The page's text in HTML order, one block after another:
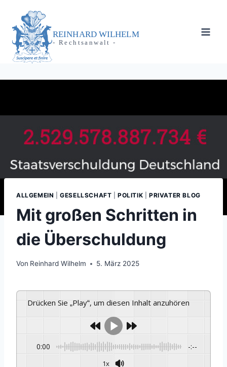
Inhalt
springen
REINHARD WILHELM
- Rechtsanwalt -
ALLGEMEIN |GESELLSCHAFT |POLITIK |PRIVATER BLOG
Mit großen Schritten in
die Überschuldung
Von Reinhard Wilhelm 5. März 2025
Drücken Sie „Play“, um diesen Inhalt anzuhören
0:00 -:--
1x